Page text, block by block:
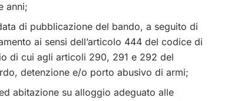
anni;
di pubblicazione del bando, a seguito di
ai sensi dell’articolo 444 del codice di
di cui agli articoli 290, 291 e 292 del
detenzione e/o porto abusivo di armi;
abitazione su alloggio adeguato alle